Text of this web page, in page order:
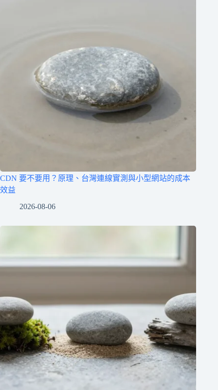
CDN 要不要用？原理、台灣連線實測與小型網站的成本
效益
2026-08-06